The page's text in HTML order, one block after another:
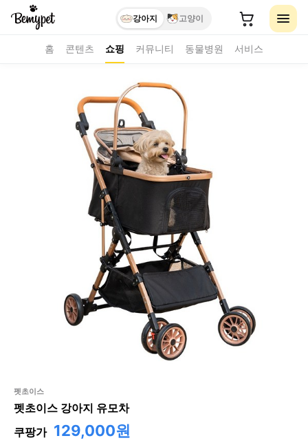
강아지 고양이
홈 콘텐츠 쇼핑 커뮤니티 동물병원 서비스
펫초이스
펫초이스 강아지 유모차
쿠팡가 129,000원